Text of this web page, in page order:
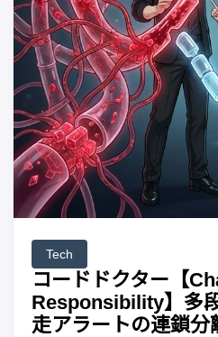
Tech
コードドクター【
Responsibility】多
走アラートの連鎖分